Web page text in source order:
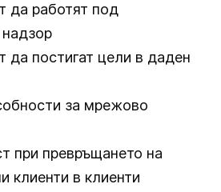
да работят под
да постигат цели в даден
за мрежово
при превръщането на
клиенти в клиенти